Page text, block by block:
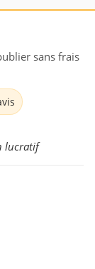
sans frais
lucratif